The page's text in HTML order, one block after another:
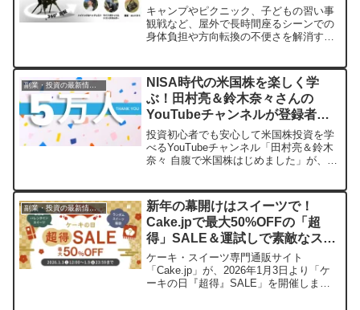
もっと快適に
キャンプやピクニック、子どもの習い事
観戦など、屋外で長時間座るシーンでの
身体負担や方向転換の不便さを解消す
で目標金額の469%を達成し、多くのアウ
トドア愛好家から注目を集めています。
NISA時代の米国株を楽しく学
ぶ！田村亮＆鈴木奈々さんの
YouTubeチャンネルが登録者数5
万人を突破
投資初心者でも安心して米国株投資を学
べるYouTubeチャンネル「田村亮＆鈴木
奈々 自腹で米国株はじめました」が、こ
中、今後も豪華ゲストを招き、資産形成
のヒントを楽しくお届けします。
副業・投資の最新情報まとめ
新年の幕開けはスイーツで！
Cake.jpで最大50%OFFの「超
得」SALE＆運試しで素敵なスタ
ートを！
ケーキ・スイーツ専門通販サイト
「Cake.jp」が、2026年1月3日より「ケ
ーキの日『超得』SALE」を開催しま